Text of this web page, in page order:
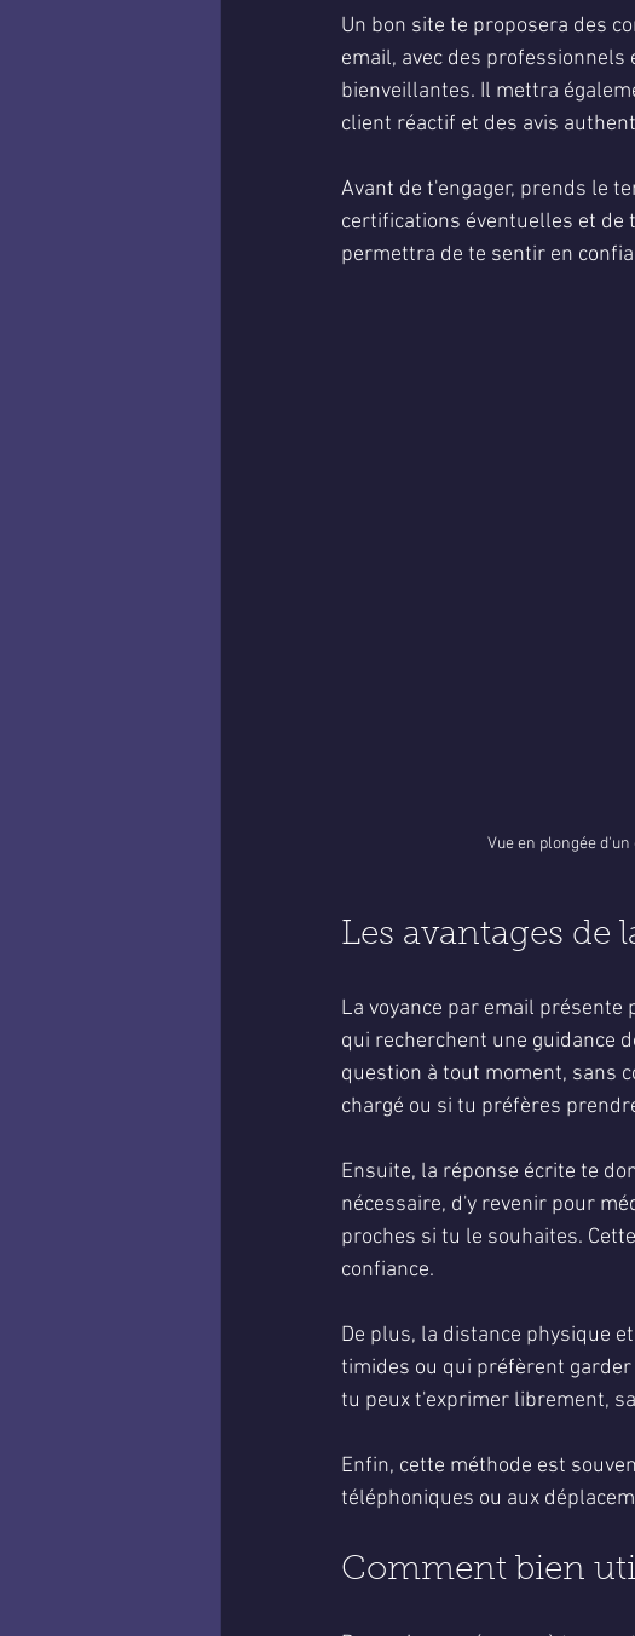
Un bon site te proposera des
email, avec des
bienveillantes. Il mettra
client réactif et des avis
Avant de t'engager, prends le
certifications éventuelles et de
permettra de te sentir en
Vue en plongée
Les avantages de
La voyance par email
qui recherchent une guidance
question à tout moment, sans
chargé ou si tu préfères
Ensuite, la réponse écrite te
nécessaire, d'y revenir pour
proches si tu le souhaites.
confiance.
De plus, la distance physique
timides ou qui préfèrent garder
tu peux t'exprimer librement,
Enfin, cette méthode est
téléphoniques ou aux
Comment bien